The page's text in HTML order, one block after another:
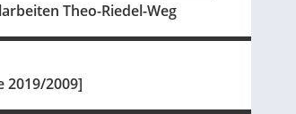
Theo-Riedel-Weg
2019/2009]